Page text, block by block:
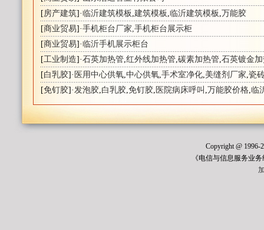
[房产建筑]·临沂建筑模板 ,建筑模板 ,临沂建筑模板 ,万能胶
[商业贸易]·手机柜台厂家,手机柜台展示柜
[商业贸易]·临沂手机展示柜台
[工业制造]·石英加热管,红外线加热管,碳素加热管,石英镀金
[白乳胶]· 医用中心供氧,中心供氧,手术室净化,美缝剂厂家,瓷
[免钉胶]·发泡胶,白乳胶,免钉胶, 医院病床呼叫 ,万能胶价格,临
Copyright @ 1996-
《电信与信息服务业